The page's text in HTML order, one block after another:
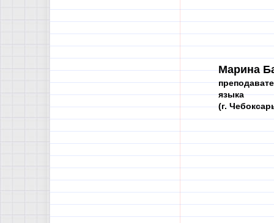
Марина
языка
(г.